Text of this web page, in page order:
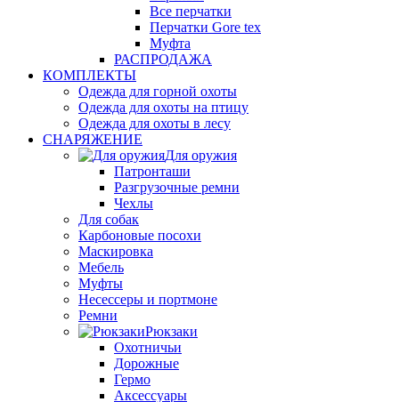
Все перчатки
Перчатки Gore tex
Муфта
РАСПРОДАЖА
КОМПЛЕКТЫ
Одежда для горной охоты
Одежда для охоты на птицу
Одежда для охоты в лесу
СНАРЯЖЕНИЕ
Для оружия
Патронташи
Разгрузочные ремни
Чехлы
Для собак
Карбоновые посохи
Маскировка
Мебель
Муфты
Несессеры и портмоне
Ремни
Рюкзаки
Охотничьи
Дорожные
Гермо
Аксессуары